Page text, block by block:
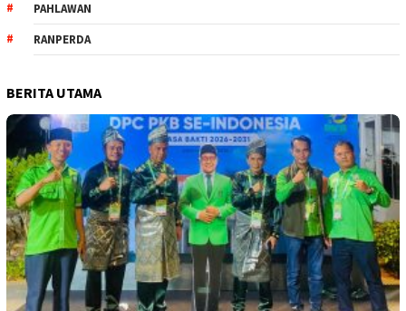
PAHLAWAN
RANPERDA
BERITA UTAMA